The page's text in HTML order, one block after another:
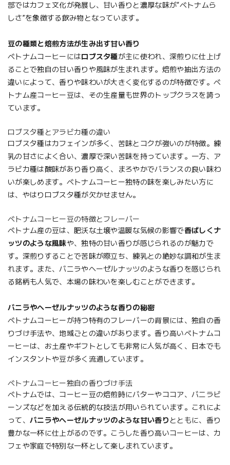
部ではカフェ文化が発展し、甘い香りと濃厚な味が“ベトナムら
しさ”を象徴する飲み物となっています。
豆の種類と焙煎方法が生み出す甘い香り
ベトナムコーヒーにはロブスタ種が主に使われ、深煎りに仕上げ
ることで独自の甘い香りや風味が生まれます。焙煎や抽出方法の
違いによって、香りや味わいが大きく変化するのが特徴です。ベ
トナム産コーヒー豆は、その生産量も世界のトップクラスを誇っ
ています。
ロブスタ種とアラビカ種の違い
ロブスタ種はカフェインが多く、苦味とコクが強いのが特徴。練
乳の甘さによく合い、濃厚で深い苦味を持っています。一方、ア
ラビカ種は酸味があり香り高く、まろやかでバランスの良い味わ
いが楽しめます。ベトナムコーヒー独特の味を楽しみたい方に
は、やはりロブスタ種が欠かせません。
ベトナムコーヒー豆の特徴とフレーバー
ベトナム産の豆は、肥沃な土壌や温暖な気候の影響で香ばしくナ
ッツのような風味や、独特の甘い香りが感じられるのが魅力で
す。深煎りすることで苦味が際立ち、練乳との絶妙な調和が生ま
れます。また、バニラやヘーゼルナッツのような香りを感じられ
る銘柄も人気で、本場の味わいを楽しむことができます。
バニラやヘーゼルナッツのような香りの秘密
ベトナムコーヒーが持つ特有のフレーバーの背景には、独自の香
りづけ手法や、地域ごとの違いがあります。香り高いベトナムコ
ーヒーは、お土産やギフトとしても非常に人気が高く、日本でも
インスタントや豆が多く流通しています。
ベトナムコーヒー独自の香りづけ手法
ベトナムでは、コーヒー豆の焙煎時にバターやココア、バニラビ
ーンズなどを加える伝統的な技法が用いられています。これによ
って、 バニラやヘーゼルナッツのような甘い香り とともに、香り
豊かな一杯に仕上がるのです。こうした香り高いコーヒーは、カ
フェや家庭で特別な一杯として楽しまれています。